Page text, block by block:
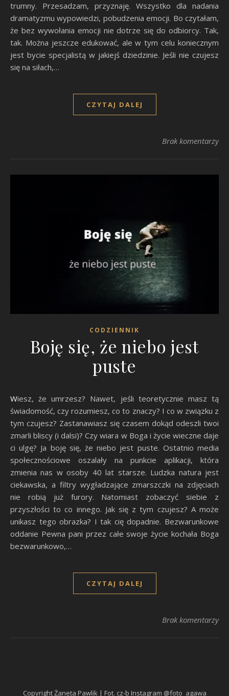
trumny. Przesadzam, przyznaję. Wszystko dla nadania
dramatyzmu wypowiedzi, pobudzenia emocji. Bo czytałam,
że bez wywołania emocji nie dotrze się do odbiorcy. Tak,
tak. Można jeszcze edukować, ale w tym celu koniecznym
jest bycie specjalistą w jakiejś dziedzinie. Jeśli nie czujesz
się na siłach,…
CZYTAJ DALEJ
Brak komentarzy
CODZIENNIK
Boję się, że niebo jest
puste
Wiesz, że umrzesz? Nawet, jeśli teoretycznie masz tą
świadomość, czy rozumiesz, co to znaczy? I co w związku z
tym czujesz? Zastanawiasz się czasem dokąd odeszli twoi
zmarli bliscy (i dalsi)? Czy wiara w Boga i życie wieczne daje
ci ulgę? Ja boję się, że niebo jest puste. Ostatnio media
społecznościowe oszalały na punkcie aplikacji, która
zmienia nas w osoby 40 lat starsze. Ludzka natura jest
ciekawska, a filtry wygładzające zmarszczki na zdjęciach
nie robią już furory. Natomiast zobaczyć siebie z
przyszłości to co innego. Jak się z tym czujesz? A może
unikasz tego obrazka? I tak cię dopadnie. Bezwarunkowe
oddanie Pewna pani przez całe swoje życie kochała Boga
bezwarunkowo,…
CZYTAJ DALEJ
Brak komentarzy
Copyright Żaneta Pawlik | Fot. cz-b Instagram @foto_agawa